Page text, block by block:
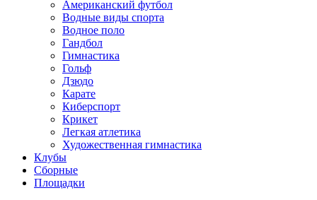
Американский футбол
Водные виды спорта
Водное поло
Гандбол
Гимнастика
Гольф
Дзюдо
Карате
Киберспорт
Крикет
Легкая атлетика
Художественная гимнастика
Клубы
Сборные
Площадки